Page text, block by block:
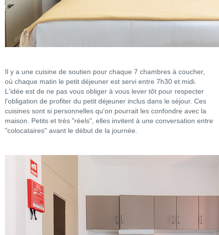
Il y a une cuisine de soutien pour chaque 7 chambres à coucher,
où chaque matin le petit déjeuner est servi entre 7h30 et midi.
L'idée est de ne pas vous obliger à vous lever tôt pour respecter
l'obligation de profiter du petit déjeuner inclus dans le séjour. Ces
cuisines sont si personnelles qu'on pourrait les confondre avec la
maison. Petits et très "réels", elles invitent à une conversation entre
"colocataires" avant le début de la journée.